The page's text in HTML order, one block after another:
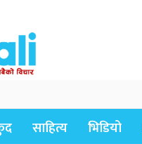
साहित्य भिडियो